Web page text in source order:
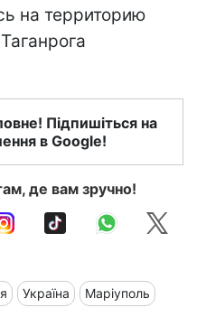
на территорию
Підпишіться на
в Google!
де вам зручно!
Україна Маріуполь